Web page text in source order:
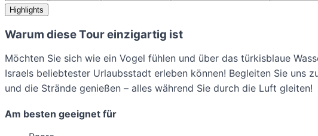
Highlights
Warum diese Tour einzigartig ist
Möchten Sie sich wie ein Vogel fühlen und über das türkisblaue
Israels beliebtester Urlaubsstadt erleben können! Begleiten Sie uns
und die Strände genießen – alles während Sie durch die Luft gleiten!
Am besten geeignet für